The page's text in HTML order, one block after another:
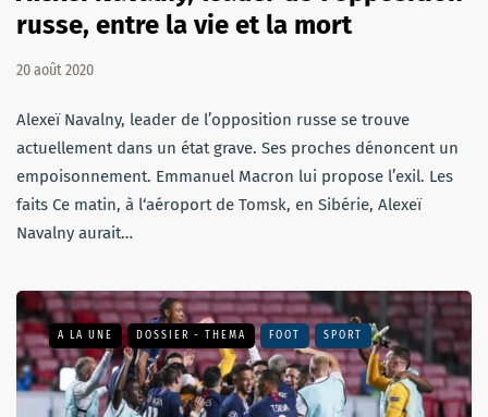
russe, entre la vie et la mort
20 août 2020
Alexeï Navalny, leader de l’opposition russe se trouve
actuellement dans un état grave. Ses proches dénoncent un
empoisonnement. Emmanuel Macron lui propose l’exil. Les
faits Ce matin, à l‘aéroport de Tomsk, en Sibérie, Alexeï
Navalny aurait…
A LA UNE DOSSIER - THEMA FOOT SPORT